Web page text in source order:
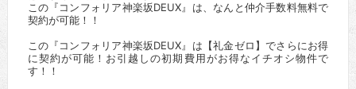
この『コンフォリア神楽坂DEUX』は、なんと仲介手数料無料で
契約が可能！！
この『コンフォリア神楽坂DEUX』は【礼金ゼロ】でさらにお得
に契約が可能！お引越しの初期費用がお得なイチオシ物件で
す！！